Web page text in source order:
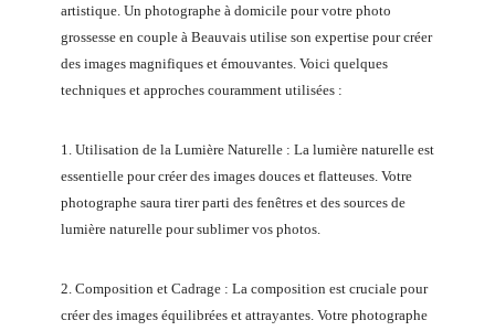
artistique. Un photographe à domicile pour votre photo
grossesse en couple à Beauvais utilise son expertise pour créer
des images magnifiques et émouvantes. Voici quelques
techniques et approches couramment utilisées :
1. Utilisation de la Lumière Naturelle : La lumière naturelle est
essentielle pour créer des images douces et flatteuses. Votre
photographe saura tirer parti des fenêtres et des sources de
lumière naturelle pour sublimer vos photos.
2. Composition et Cadrage : La composition est cruciale pour
créer des images équilibrées et attrayantes. Votre photographe